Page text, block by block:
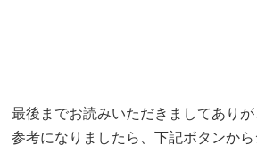
最後までお読みいただきましてありが
参考になりましたら、下記ボタンか